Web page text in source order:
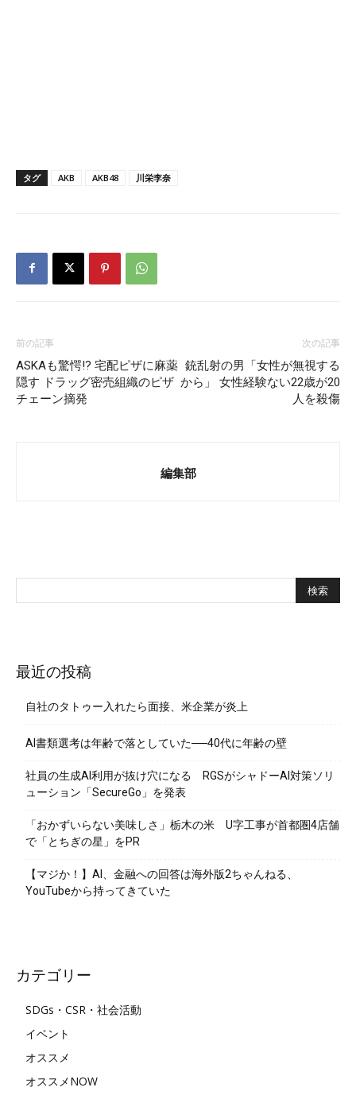
タグ AKB AKB48 川栄李奈
前の記事
ASKAも驚愕!? 宅配ピザに麻薬
隠す ドラッグ密売組織のピザ
チェーン摘発
次の記事
銃乱射の男「女性が無視する
から」 女性経験ない22歳が20
人を殺傷
編集部
最近の投稿
自社のタトゥー入れたら面接、米企業が炎上
AI書類選考は年齢で落としていた──40代に年齢の壁
社員の生成AI利用が抜け穴になる RGSがシャドーAI対策ソリ
ューション「SecureGo」を発表
「おかずいらない美味しさ」栃木の米 U字工事が首都圏4店舗
で「とちぎの星」をPR
【マジか！】AI、金融への回答は海外版2ちゃんねる、
YouTubeから持ってきていた
カテゴリー
SDGs・CSR・社会活動
イベント
オススメ
オススメNOW